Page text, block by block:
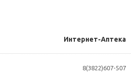
Интернет-Аптека
8(3822)607-507